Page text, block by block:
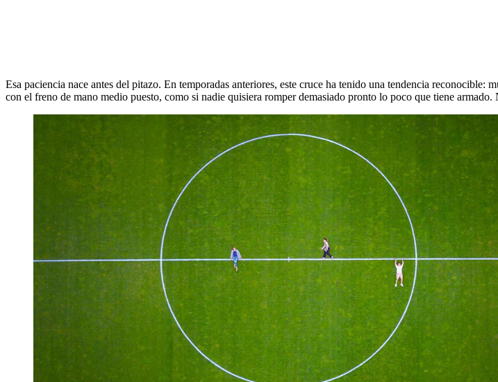
Esa paciencia nace antes del pitazo. En temporadas anteriores, este cruce ha tenido una tendencia
con el freno de mano medio puesto, como si nadie quisiera romper demasiado pronto lo poco que tiene